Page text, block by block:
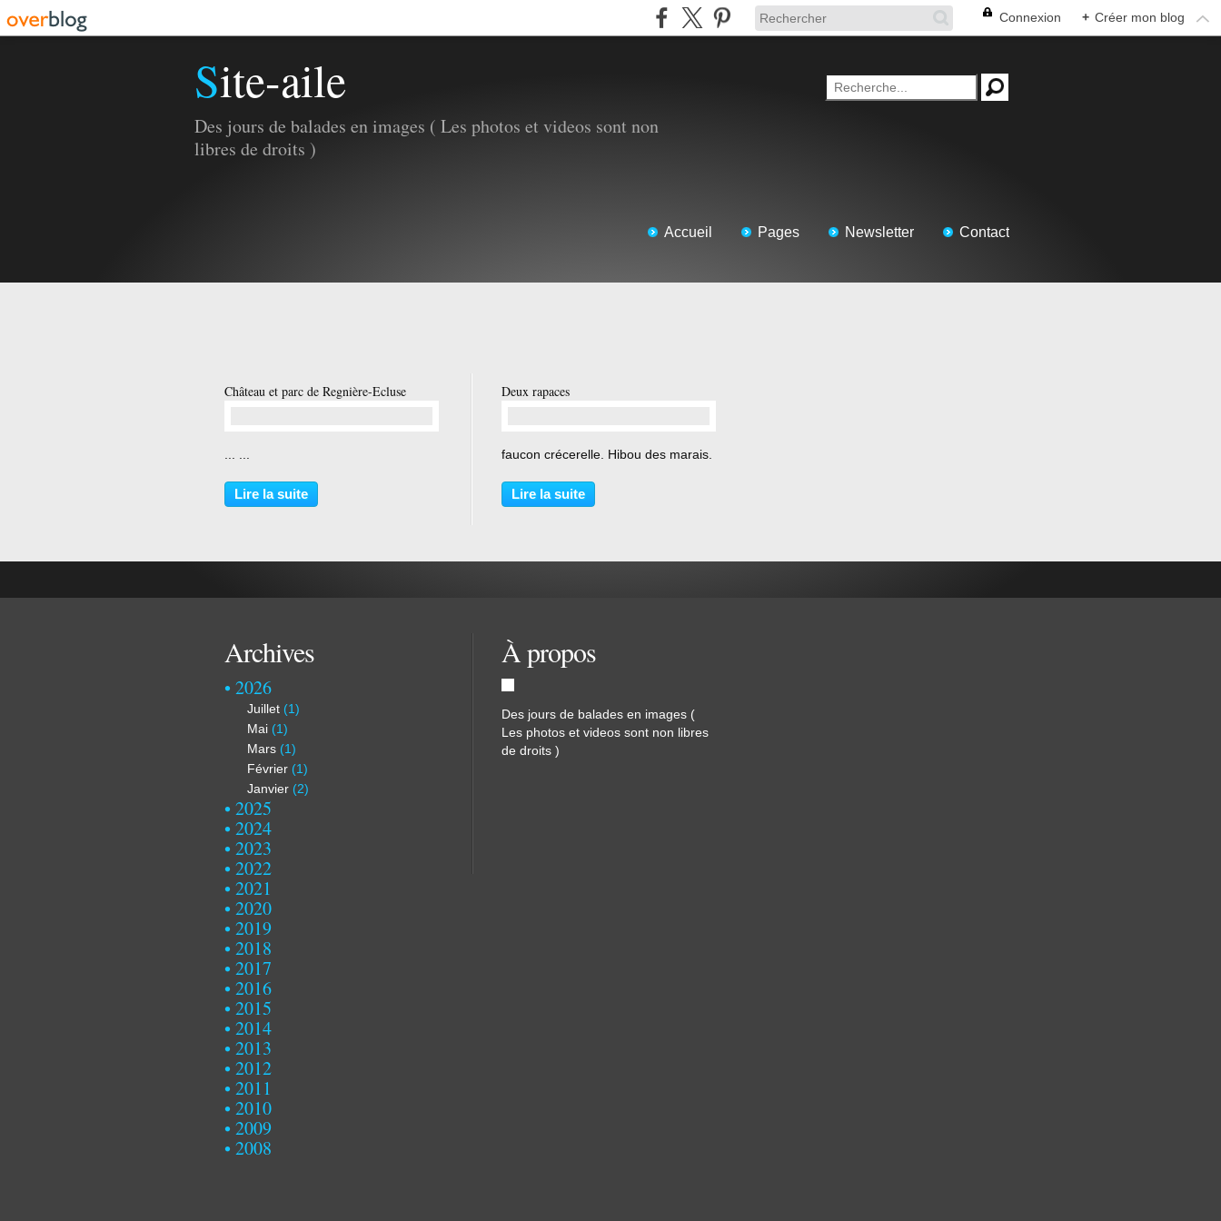
Connexion + Créer mon blog
Site-aile
Des jours de balades en images ( Les photos et videos sont non
libres de droits )
Accueil Pages Newsletter Contact
Château et parc de Regnière-Ecluse
Lire la suite
Deux rapaces
faucon crécerelle. Hibou des marais.
Lire la suite
Archives
2026
Juillet (1)
Mai (1)
Mars (1)
Février (1)
Janvier (2)
2025
2024
2023
2022
2021
2020
2019
2018
2017
2016
2015
2014
2013
2012
2011
2010
2009
2008
À propos
Des jours de balades en images (
Les photos et videos sont non libres
de droits )